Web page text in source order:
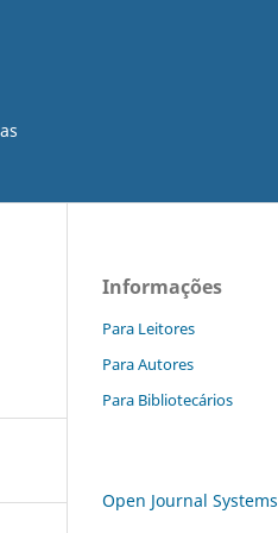
Informações
Para Leitores
Para Autores
Para Bibliotecários
Open Journal Systems